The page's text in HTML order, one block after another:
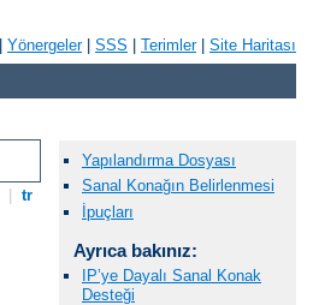
Yönergeler| SSS Terimler| Site Haritası
tr
Yapılandırma Dosyası
Sanal Konağın Belirlenmesi
İpuçları
Ayrıca bakınız:
IP’ye Dayalı Sanal Konak
Desteği